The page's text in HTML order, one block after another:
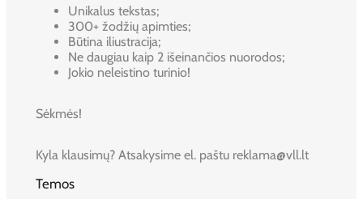
Unikalus tekstas;
300+ žodžių apimties;
Būtina iliustracija;
Ne daugiau kaip 2 išeinančios nuorodos;
Jokio neleistino turinio!
Sėkmės!
Kyla klausimų? Atsakysime el. paštu reklama@vll.lt
Temos